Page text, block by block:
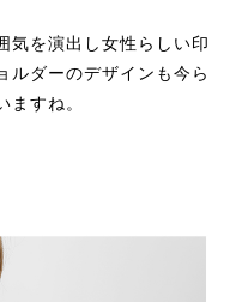
気を演出し女性らしい印
ルダーのデザインも今ら
すね。